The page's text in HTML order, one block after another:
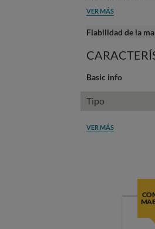
VER MÁS
Fiabilidad de la
Basic info
Tipo
VER MÁS